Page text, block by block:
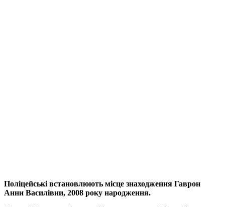
Поліцейські встановлюють місце знаходження Гаврон
Анни Василівни, 2008 року народження.